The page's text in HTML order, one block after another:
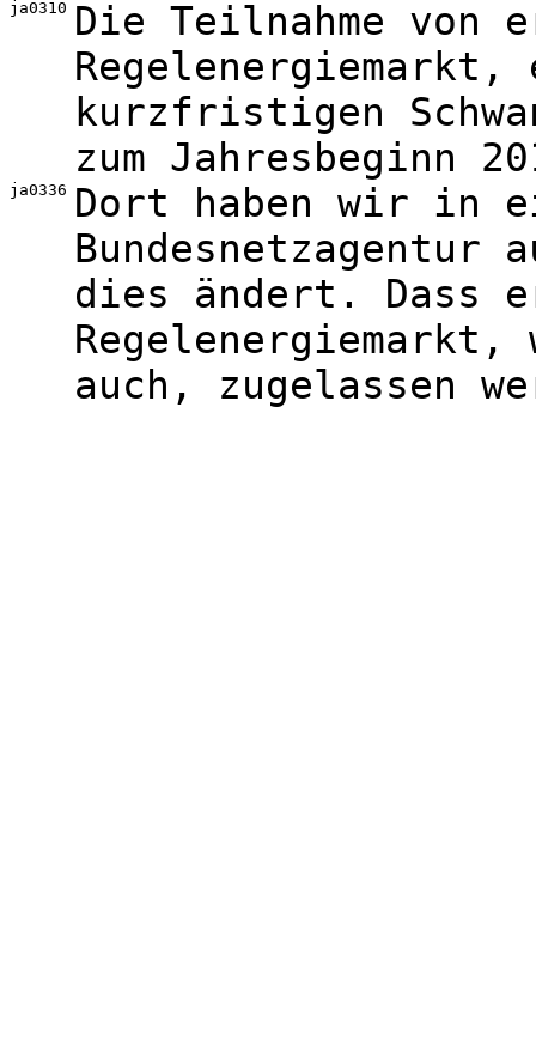
ja0310 Die Teilnahme von
kurzfristigen
zum Jahresbeginn
ja0336 Dort haben wir in
Bundesnetzagentur
dies ändert. Dass
Regelenergiemarkt,
auch, zugelassen